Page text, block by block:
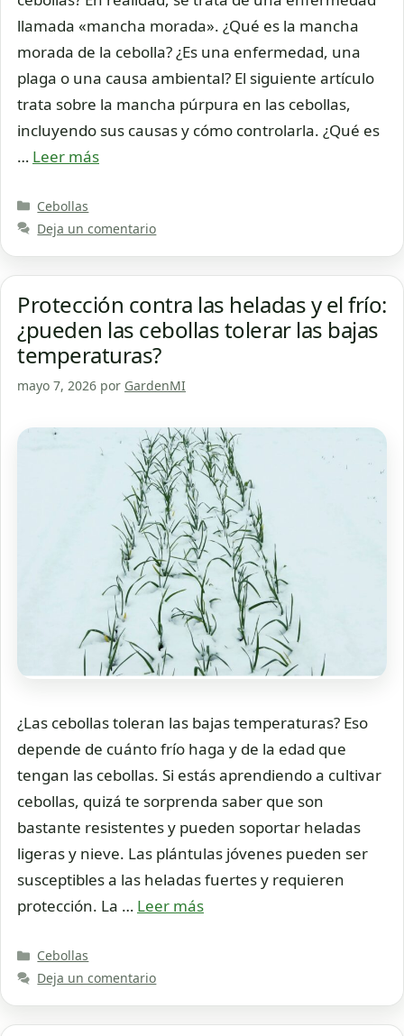
llamada «mancha morada». ¿Qué es la mancha
morada de la cebolla? ¿Es una enfermedad, una
plaga o una causa ambiental? El siguiente artículo
trata sobre la mancha púrpura en las cebollas,
incluyendo sus causas y cómo controlarla. ¿Qué es
… Leer más
Categorías
Cebollas
Deja un comentario
Protección contra las heladas y el frío:
¿pueden las cebollas tolerar las bajas
temperaturas?
mayo 7, 2026 por GardenMI
¿Las cebollas toleran las bajas temperaturas? Eso
depende de cuánto frío haga y de la edad que
tengan las cebollas. Si estás aprendiendo a cultivar
cebollas, quizá te sorprenda saber que son
bastante resistentes y pueden soportar heladas
ligeras y nieve. Las plántulas jóvenes pueden ser
susceptibles a las heladas fuertes y requieren
protección. La … Leer más
Categorías
Cebollas
Deja un comentario